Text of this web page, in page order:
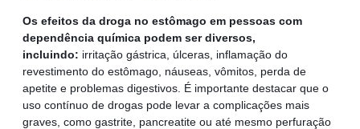
Os efeitos da droga no estômago em pessoas com
dependência química podem ser diversos,
incluindo: irritação gástrica, úlceras, inflamação do
revestimento do estômago, náuseas, vômitos, perda de
apetite e problemas digestivos. É importante destacar que o
uso contínuo de drogas pode levar a complicações mais
graves, como gastrite, pancreatite ou até mesmo perfuração